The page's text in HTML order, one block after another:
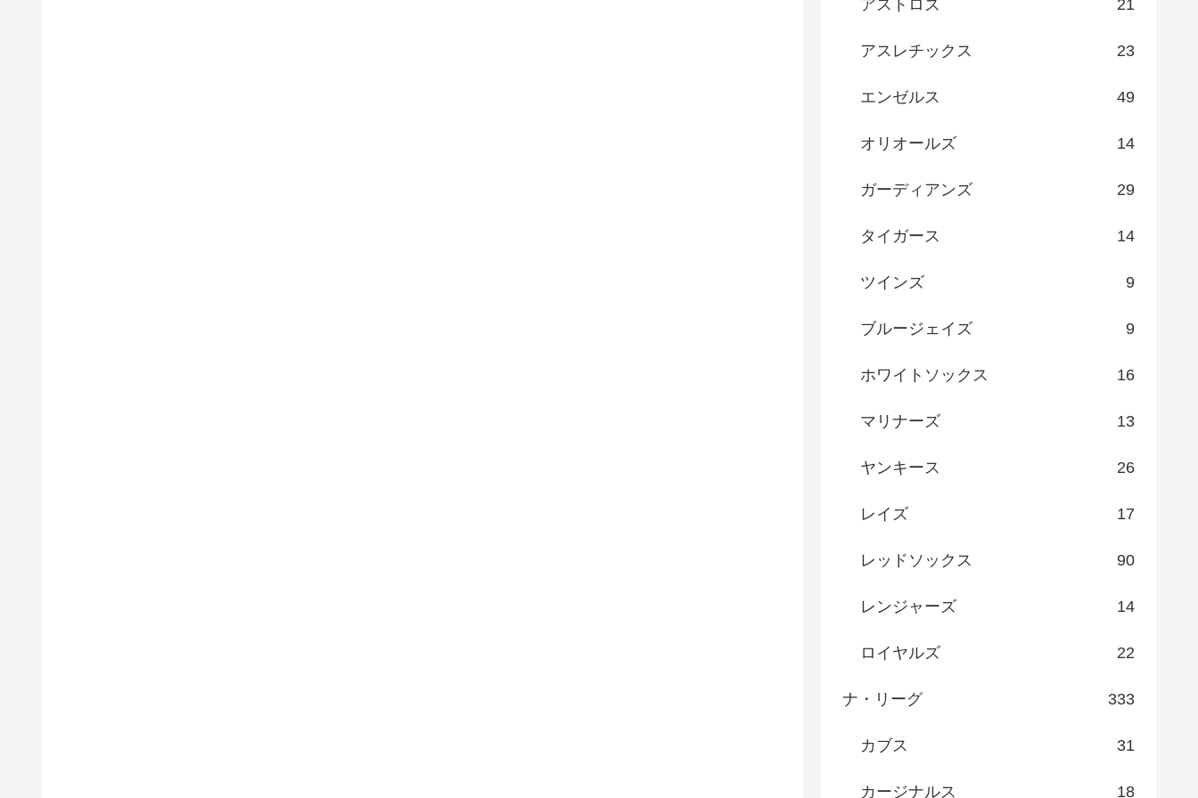
アストロズ 21
アスレチックス 23
エンゼルス 49
オリオールズ 14
ガーディアンズ 29
タイガース 14
ツインズ 9
ブルージェイズ 9
ホワイトソックス 16
マリナーズ 13
ヤンキース 26
レイズ 17
レッドソックス 90
レンジャーズ 14
ロイヤルズ 22
ナ・リーグ 333
カブス 31
カージナルス 18